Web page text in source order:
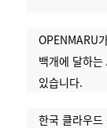
OPENMARU
백개에 달하
있습니다.
한국 클라우드